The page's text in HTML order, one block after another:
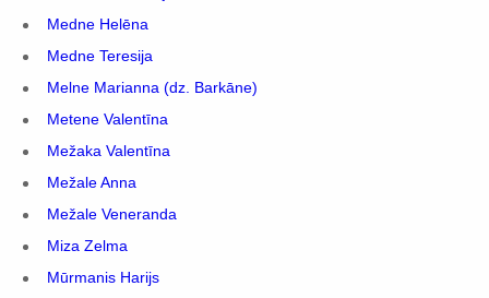
Medne Helēna
Medne Teresija
Melne Marianna (dz. Barkāne)
Metene Valentīna
Mežaka Valentīna
Mežale Anna
Mežale Veneranda
Miza Zelma
Mūrmanis Harijs